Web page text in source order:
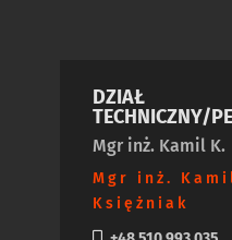
DZIAŁ
TECHNICZNY/
Mgr inż. Kamil K.
Mgr inż.
Księżniak